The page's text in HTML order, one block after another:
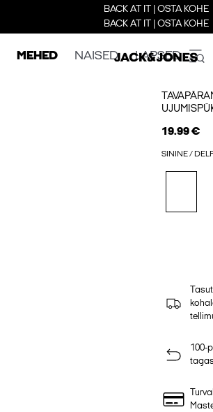
BACK AT IT | OSTA KOHE
BACK AT IT | OSTA KOHE
MEHED NAISED LAPSED
19.99 €
SININE /
100-